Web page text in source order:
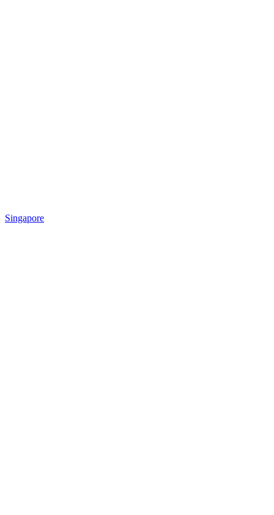
Singapore